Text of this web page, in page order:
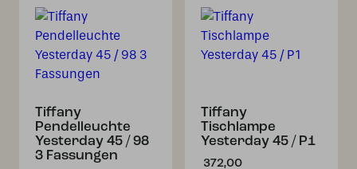
Tiffany
Pendelleuchte
Yesterday 45 / 98
3 Fassungen
Tiffany
Tischlampe
Yesterday 45 / P1
372,00